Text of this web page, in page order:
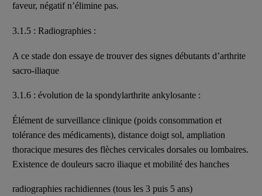
faveur, négatif n’élimine pas.
3.1.5 : Radiographies :
A ce stade don essaye de trouver des signes débutants d’arthrite
sacro-iliaque
3.1.6 : évolution de la spondylarthrite ankylosante :
Élément de surveillance clinique (poids consommation et
tolérance des médicaments), distance doigt sol, ampliation
thoracique mesures des flèches cervicales dorsales ou lombaires.
Existence de douleurs sacro iliaque et mobilité des hanches
radiographies rachidiennes (tous les 3 puis 5 ans)